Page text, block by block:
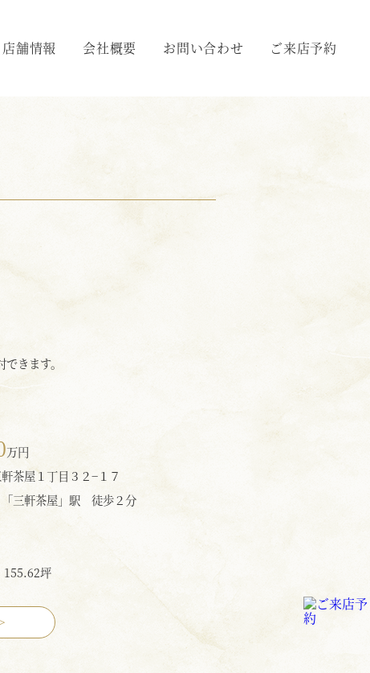
店舗情報 会社概要 お問い合わせ ご来店予約
きます。
万円
茶屋１丁目３２−１７
三軒茶屋」駅 徒歩２分
坪
>